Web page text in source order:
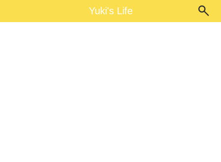
Yuki's LifeYuki's Life